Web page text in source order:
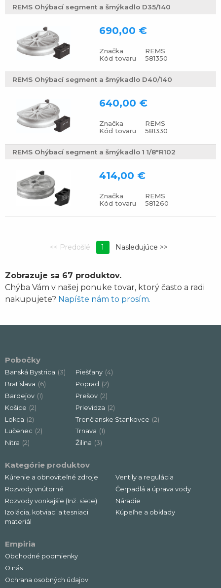
REMS Ohýbací segment a šmýkadlo D35/140
Značka
REMS
Kód tovaru
581350
690,00 €
REMS Ohýbací segment a šmýkadlo D40/140
Značka
REMS
Kód tovaru
581330
640,00 €
REMS Ohýbací segment a šmýkadlo 1 1/8"R102
Značka
REMS
Kód tovaru
581260
414,00 €
1
Zobrazuje sa 67 produktov.
Chýba Vám v našej ponuke tovar, ktorý často a radi
nakupujete? Napíšte nám to prosím.
Pobočky
Banská Bystrica (3)
Bratislava (6)
Bardejov (1)
Košice (2)
Lokca (2)
Lučenec (2)
Nitra (2)
Piešťany (4)
Poprad (2)
Prešov (2)
Prievidza (2)
Trenčianske Stankovce (2)
Trnava (1)
Žilina (3)
Kategórie produktov
Kúrenie a obnoviteľné zdroje
Rozvody vnútorné
Rozvody vonkajšie (Inž. siete)
Izolácia, kotviaci a tesniaci
materiál
Ventily a regulácia
Čerpadlá a úprava vody
Náradie
Kúpeľne a obklady
Empiria
Obchodné podmienky
O nás
Ochrana osobných údajov